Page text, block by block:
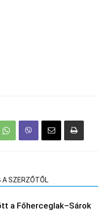
A SZERZŐTŐL
a Főherceglak–Sárok